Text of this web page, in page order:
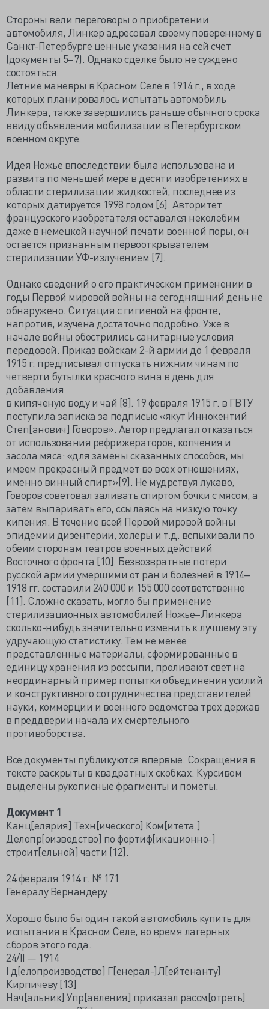
Стороны вели переговоры о приобретении
автомобиля, Линкер адресовал своему поверенному в
Санкт-Петербурге ценные указания на сей счет
(документы 5–7). Однако сделке было не суждено
состояться.
Летние маневры в Красном Селе в 1914 г., в ходе
которых планировалось испытать автомобиль
Линкера, также завершились раньше обычного срока
ввиду объявления мобилизации в Петербургском
военном округе.
Идея Ножье впоследствии была использована и
развита по меньшей мере в десяти изобретениях в
области стерилизации жидкостей, последнее из
которых датируется 1998 годом [6]. Авторитет
французского изобретателя оставался неколебим
даже в немецкой научной печати военной поры, он
остается признанным первооткрывателем
стерилизации УФ-излучением [7].
Однако сведений о его практическом применении в
годы Первой мировой войны на сегодняшний день не
обнаружено. Ситуация с гигиеной на фронте,
напротив, изучена достаточно подробно. Уже в
начале войны обострились санитарные условия
передовой. Приказ войскам 2-й армии до 1 февраля
1915 г. предписывал отпускать нижним чинам по
четверти бутылки красного вина в день для
добавления
в кипяченую воду и чай [8]. 19 февраля 1915 г. в ГВТУ
поступила записка за подписью «якут Иннокентий
Степ[анович] Говоров». Автор предлагал отказаться
от использования рефрижераторов, копчения и
засола мяса: «для замены сказанных способов, мы
имеем прекрасный предмет во всех отношениях,
именно винный спирт»[9]. Не мудрствуя лукаво,
Говоров советовал заливать спиртом бочки с мясом, а
затем выпаривать его, ссылаясь на низкую точку
кипения. В течение всей Первой мировой войны
эпидемии дизентерии, холеры и т.д. вспыхивали по
обеим сторонам театров военных действий
Восточного фронта [10]. Безвозвратные потери
русской армии умершими от ран и болезней в 1914‒
1918 гг. составили 240 000 и 155 000 соответственно
[11]. Сложно сказать, могло бы применение
стерилизационных автомобилей Ножье–Линкера
сколько-нибудь значительно изменить к лучшему эту
удручающую статистику. Тем не менее
представленные материалы, сформированные в
единицу хранения из россыпи, проливают свет на
неординарный пример попытки объединения усилий
и конструктивного сотрудничества представителей
науки, коммерции и военного ведомства трех держав
в преддверии начала их смертельного
противоборства.
Все документы публикуются впервые. Сокращения в
тексте раскрыты в квадратных скобках. Курсивом
выделены рукописные фрагменты и пометы.
Документ 1
Канц[елярия] Техн[ического] Ком[итета.]
Делопр[оизводство] по фортиф[икационно-]
строит[ельной] части [12].
24 февраля 1914 г. № 171
Генералу Вернандеру
Хорошо было бы один такой автомобиль купить для
испытания в Красном Селе, во время лагерных
сборов этого года.
24/II — 1914
I д[елопроизводство] Г[енерал-]Л[ейтенанту]
Кирпичеву [13]
Нач[альник] Упр[авления] приказал рассм[отреть]